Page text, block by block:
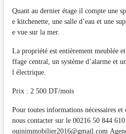
Quant au dernier étage il compte une
e kitchenette, une salle d’eau et une
e vue sur la mer.
La propriété est entièrement meublée
ffage central, un système d’alarme et
l électrique.
Prix : 2 500 DT/mois
Pour toutes informations nécessaires
nous contacter sur le 00216 50 844
ouinimmobilier2016@gmail.com